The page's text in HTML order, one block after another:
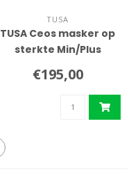
TUSA
TUSA Ceos masker op
sterkte Min/Plus
€195,00